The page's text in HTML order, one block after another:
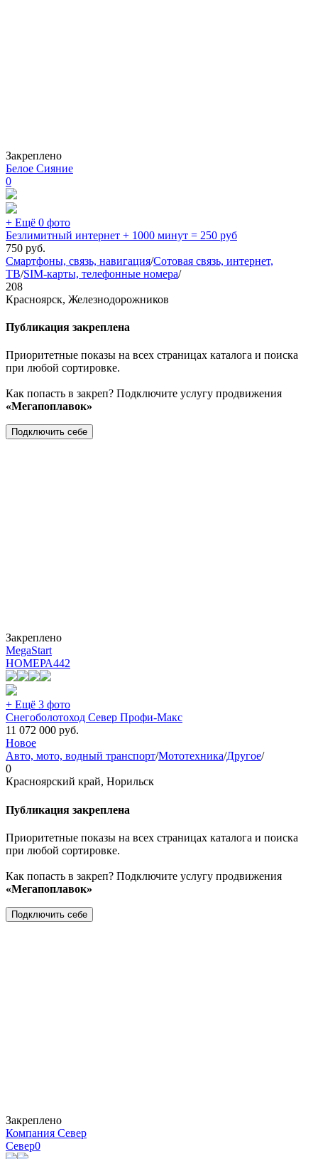
Закреплено
Белое Сияние
0
+ Ещё 0 фото
Безлимитный интернет + 1000 минут = 250 руб
750 руб.
Смартфоны, связь, навигация/Сотовая связь, интернет,
ТВ/SIM-карты, телефонные номера/
208
Красноярск, Железнодорожников
Публикация закреплена
Приоритетные показы на всех страницах каталога и поиска
при любой сортировке.
Как попасть в закреп? Подключите услугу продвижения
«Мегапоплавок»
Подключить себе
Закреплено
MegaStart
НОМЕРА442
+ Ещё 3 фото
Снегоболотоход Север Профи-Макс
11 072 000 руб.
Новое
Авто, мото, водный транспорт/Мототехника/Другое/
0
Красноярский край, Норильск
Публикация закреплена
Приоритетные показы на всех страницах каталога и поиска
при любой сортировке.
Как попасть в закреп? Подключите услугу продвижения
«Мегапоплавок»
Подключить себе
Закреплено
Компания Север
Север0